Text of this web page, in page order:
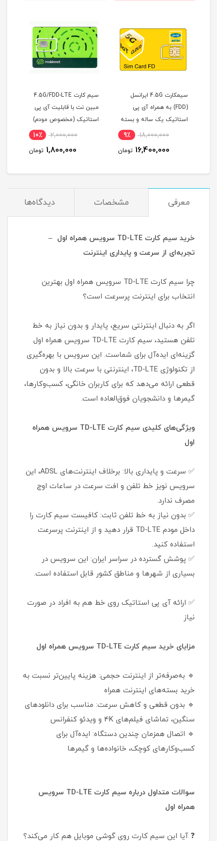
سیمکارت 4.5G ایرانسل
(FDD) به همراه آی پی
استاتیک یک ساله و بسته
اینترنت 500 گیگ یک ساله
18,000,000 9٪
16,400,000 تومان
سیم کارت 4.5G/FDD-LTE
مبین نت با قابلیت آی پی
استاتیک (مخصوص مودم)
2,000,000 10٪
1,800,000 تومان
معرفی مشخصات دیدگاه‌ها
خرید سیم کارت TD-LTE سرویس همراه اول –
تجربه‌ای از سرعت و پایداری اینترنت
چرا سیم کارت TD-LTE سرویس همراه اول بهترین
انتخاب برای اینترنت پرسرعت است؟
اگر به دنبال اینترنتی سریع، پایدار و بدون نیاز به خط
تلفن هستید، سیم کارت TD-LTE سرویس همراه اول
گزینه‌ای ایده‌آل برای شماست. این سرویس با بهره‌گیری
از تکنولوژی TD-LTE، اینترنتی با سرعت بالا و بدون
قطعی ارائه می‌دهد که برای کاربران خانگی، کسب‌وکارها،
گیمرها و دانشجویان فوق‌العاده است.
ویژگی‌های کلیدی سیم کارت TD-LTE سرویس همراه
اول
✅ سرعت و پایداری بالا: برخلاف اینترنت‌های ADSL، این
سرویس نویز خط تلفن و افت سرعت در ساعات اوج
مصرف ندارد.
✅ بدون نیاز به خط تلفن ثابت: کافیست سیم کارت را
داخل مودم TD-LTE قرار دهید و از اینترنت پرسرعت
استفاده کنید.
✅ پوشش گسترده در سراسر ایران: این سرویس در
بسیاری از شهرها و مناطق کشور قابل استفاده است.
✅ ارائه آی پی استاتیک روی خط هم به افراد در صورت
نیاز
مزایای خرید سیم کارت TD-LTE سرویس همراه اول
🔹 به‌صرفه‌تر از اینترنت حجمی: هزینه پایین‌تر نسبت به
خرید بسته‌های اینترنت همراه
🔹 بدون قطعی و کاهش سرعت: مناسب برای دانلودهای
سنگین، تماشای فیلم‌های 4K و ویدئو کنفرانس
🔹 اتصال همزمان چندین دستگاه: ایده‌آل برای
کسب‌وکارهای کوچک، خانواده‌ها و گیمرها
سوالات متداول درباره سیم کارت TD-LTE سرویس
همراه اول
❓ آیا این سیم کارت روی گوشی موبایل هم کار می‌کند؟